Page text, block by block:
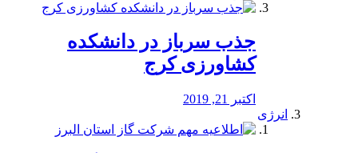
جذب سرباز در دانشکده
کشاورزی کرج
اکتبر 21, 2019
انرژی